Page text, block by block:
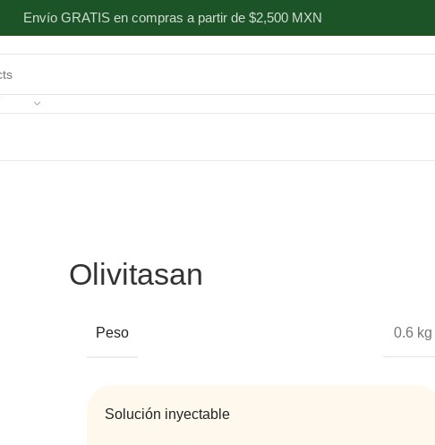
Envío GRATIS en compras a partir de $2,500 MXN
Olivitasan
Peso 0.6 kg
Solución inyectable